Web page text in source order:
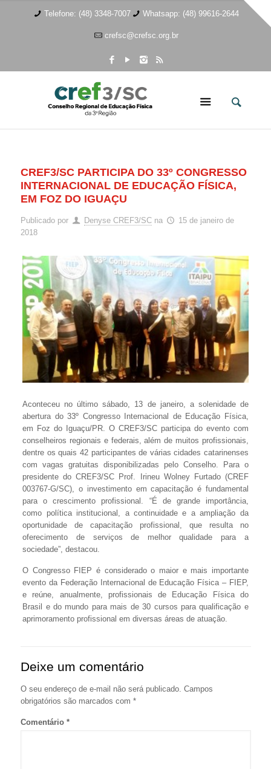
Telefone: (48) 3348-7007 Whatsapp: (48) 99616-2644
crefsc@crefsc.org.br
CREF3/SC PARTICIPA DO 33º CONGRESSO
INTERNACIONAL DE EDUCAÇÃO FÍSICA,
EM FOZ DO IGUAÇU
Publicado por Denyse CREF3/SC na
15 de janeiro de
2018
Aconteceu no último sábado, 13 de janeiro, a solenidade de
abertura do 33º Congresso Internacional de Educação Física,
em Foz do Iguaçu/PR. O CREF3/SC participa do evento com
conselheiros regionais e federais, além de muitos profissionais,
dentre os quais 42 participantes de várias cidades catarinenses
com vagas gratuitas disponibilizadas pelo Conselho. Para o
presidente do CREF3/SC Prof. Irineu Wolney Furtado (CREF
003767-G/SC), o investimento em capacitação é fundamental
para o crescimento profissional. “É de grande importância,
como política institucional, a continuidade e a ampliação da
oportunidade de capacitação profissional, que resulta no
oferecimento de serviços de melhor qualidade para a
sociedade”, destacou.
O Congresso FIEP é considerado o maior e mais importante
evento da Federação Internacional de Educação Física – FIEP,
e reúne, anualmente, profissionais de Educação Física do
Brasil e do mundo para mais de 30 cursos para qualificação e
aprimoramento profissional em diversas áreas de atuação.
Deixe um comentário
O seu endereço de e-mail não será publicado. Campos
obrigatórios são marcados com *
Comentário *